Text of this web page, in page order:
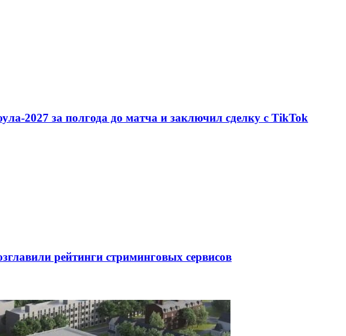
2027 за полгода до матча и заключил сделку с TikTok
рейтинги стриминговых сервисов